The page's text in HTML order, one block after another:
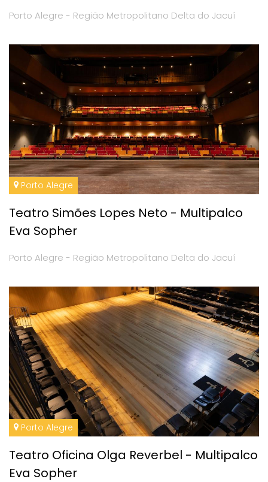
Porto Alegre - Região Metropolitano Delta do Jacuí
Porto Alegre
Teatro Simões Lopes Neto - Multipalco
Eva Sopher
Porto Alegre - Região Metropolitano Delta do Jacuí
Porto Alegre
Teatro Oficina Olga Reverbel - Multipalco
Eva Sopher